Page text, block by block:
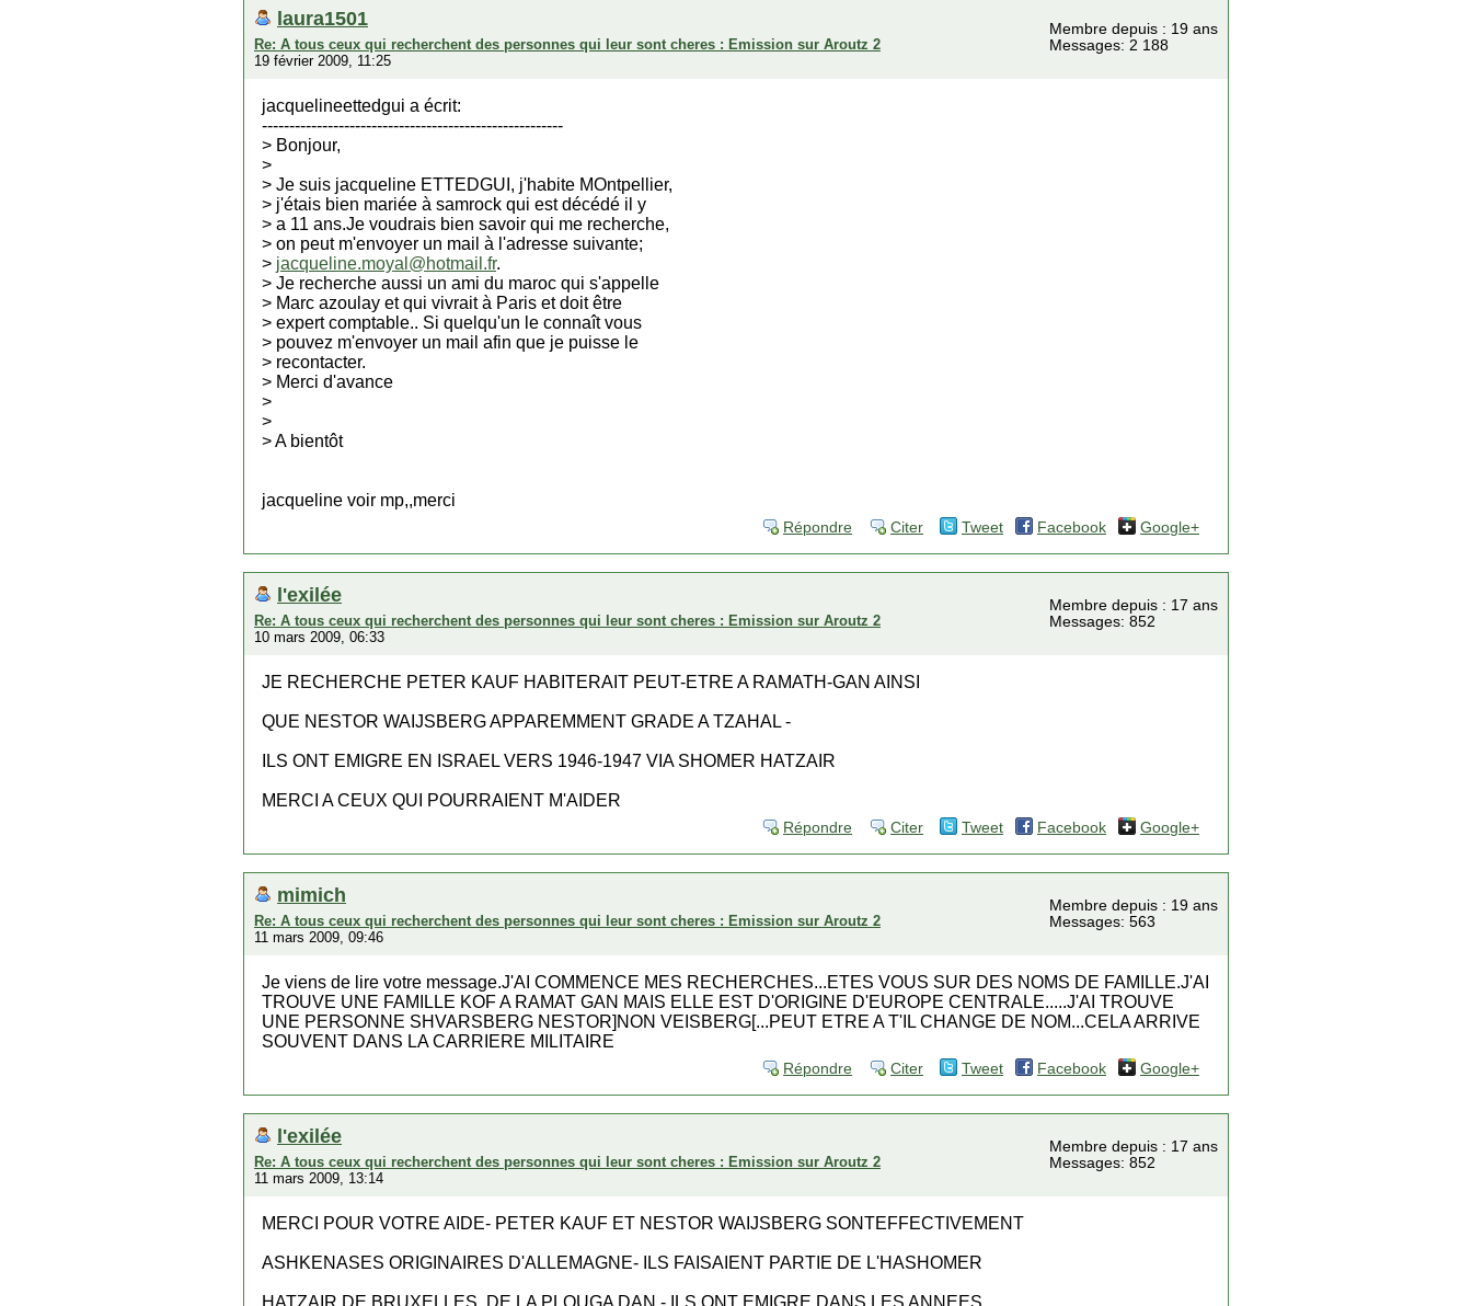
laura1501
Re: A tous ceux qui recherchent des personnes qui leur sont cheres : Emission sur Aroutz 2
19 février 2009, 11:25
Membre depuis : 19 ans
Messages: 2 188
jacquelineettedgui a écrit:
-------------------------------------------------------
> Bonjour,
>
> Je suis jacqueline ETTEDGUI, j'habite MOntpellier,
> j'étais bien mariée à samrock qui est décédé il y
> a 11 ans.Je voudrais bien savoir qui me recherche,
> on peut m'envoyer un mail à l'adresse suivante;
> jacqueline.moyal@hotmail.fr.
> Je recherche aussi un ami du maroc qui s'appelle
> Marc azoulay et qui vivrait à Paris et doit être
> expert comptable.. Si quelqu'un le connaît vous
> pouvez m'envoyer un mail afin que je puisse le
> recontacter.
> Merci d'avance
>
>
> A bientôt
jacqueline voir mp,,merci
Répondre Citer Tweet Facebook Google+
l'exilée
Re: A tous ceux qui recherchent des personnes qui leur sont cheres : Emission sur Aroutz 2
10 mars 2009, 06:33
Membre depuis : 17 ans
Messages: 852
JE RECHERCHE PETER KAUF HABITERAIT PEUT-ETRE A RAMATH-GAN AINSI
QUE NESTOR WAIJSBERG APPAREMMENT GRADE A TZAHAL -
ILS ONT EMIGRE EN ISRAEL VERS 1946-1947 VIA SHOMER HATZAIR
MERCI A CEUX QUI POURRAIENT M'AIDER
Répondre Citer Tweet Facebook Google+
mimich
Re: A tous ceux qui recherchent des personnes qui leur sont cheres : Emission sur Aroutz 2
11 mars 2009, 09:46
Membre depuis : 19 ans
Messages: 563
Je viens de lire votre message.J'AI COMMENCE MES RECHERCHES...ETES VOUS SUR DES NOMS DE FAMILLE.J'AI
TROUVE UNE FAMILLE KOF A RAMAT GAN MAIS ELLE EST D'ORIGINE D'EUROPE CENTRALE.....J'AI TROUVE
UNE PERSONNE SHVARSBERG NESTOR]NON VEISBERG[...PEUT ETRE A T'IL CHANGE DE NOM...CELA ARRIVE
SOUVENT DANS LA CARRIERE MILITAIRE
Répondre Citer Tweet Facebook Google+
l'exilée
Re: A tous ceux qui recherchent des personnes qui leur sont cheres : Emission sur Aroutz 2
11 mars 2009, 13:14
Membre depuis : 17 ans
Messages: 852
MERCI POUR VOTRE AIDE- PETER KAUF ET NESTOR WAIJSBERG SONTEFFECTIVEMENT
ASHKENASES ORIGINAIRES D'ALLEMAGNE- ILS FAISAIENT PARTIE DE L'HASHOMER
HATZAIR DE BRUXELLES, DE LA PLOUGA DAN - ILS ONT EMIGRE DANS LES ANNEES